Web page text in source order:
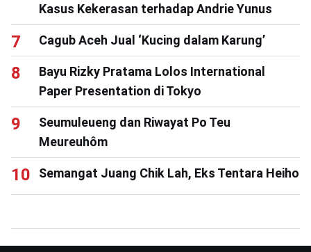
Kasus Kekerasan terhadap Andrie Yunus
Cagub Aceh Jual ‘Kucing dalam Karung’
Bayu Rizky Pratama Lolos International
Paper Presentation di Tokyo
Seumuleueng dan Riwayat Po Teu
Meureuhôm
Semangat Juang Chik Lah, Eks Tentara Heiho